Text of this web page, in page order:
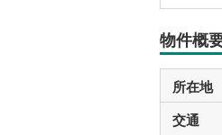
物件概
所在地
交通